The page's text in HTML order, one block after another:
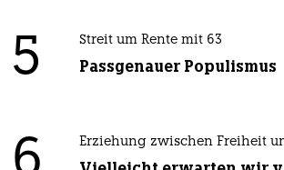
5 Streit um Rente mit 63
Passgenauer Populismus
Erziehung zwischen Freiheit